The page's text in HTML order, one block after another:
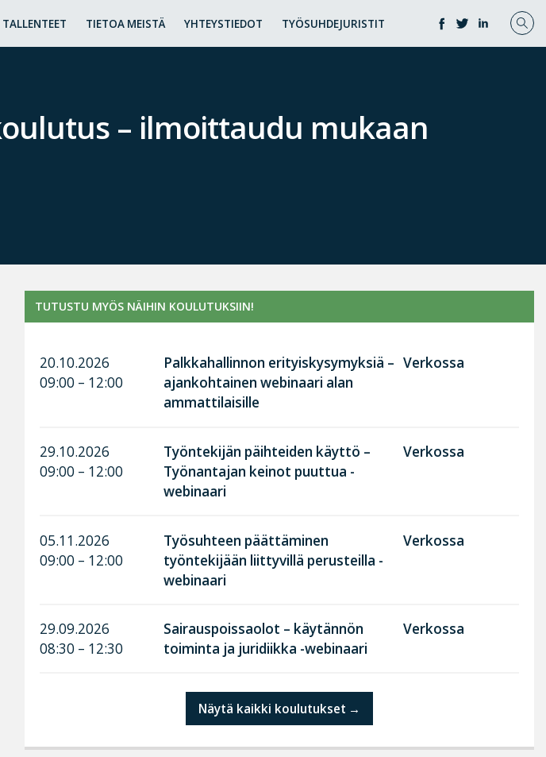
TALLENTEET TIETOA MEISTÄ YHTEYSTIEDOT TYÖSUHDEJURISTIT
– ilmoittaudu mukaan
TUTUSTU MYÖS NÄIHIN KOULUTUKSIIN!
20.10.2026
09:00 – 12:00
Palkkahallinnon erityiskysymyksiä –
ajankohtainen webinaari alan
ammattilaisille
Verkossa
29.10.2026
09:00 – 12:00
Työntekijän päihteiden käyttö –
Työnantajan keinot puuttua -
webinaari
Verkossa
05.11.2026
09:00 – 12:00
Työsuhteen päättäminen
työntekijään liittyvillä perusteilla -
webinaari
Verkossa
29.09.2026
08:30 – 12:30
Sairauspoissaolot – käytännön
toiminta ja juridiikka -webinaari
Verkossa
Näytä kaikki koulutukset